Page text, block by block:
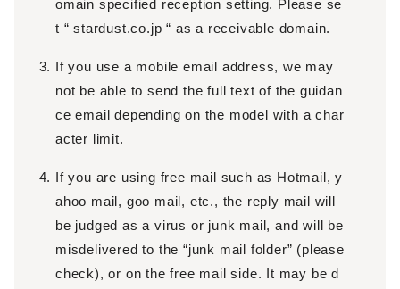
omain specified reception setting. Please se
t “ stardust.co.jp “ as a receivable domain.
If you use a mobile email address, we may
not be able to send the full text of the guidan
ce email depending on the model with a char
acter limit.
If you are using free mail such as Hotmail, y
ahoo mail, goo mail, etc., the reply mail will
be judged as a virus or junk mail, and will be
misdelivered to the “junk mail folder” (please
check), or on the free mail side. It may be d